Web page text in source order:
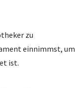
zu
einnimmst, um
ist.